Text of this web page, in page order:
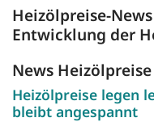
Heizölpreise-
Entwicklung der
News Heizölpreise
Heizölpreise legen
bleibt angespannt